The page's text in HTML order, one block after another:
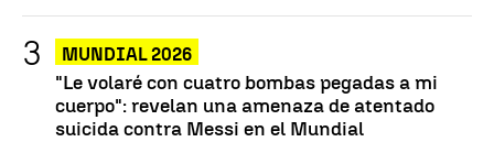
MUNDIAL 2026
"Le volaré con cuatro bombas pegadas a mi
cuerpo": revelan una amenaza de atentado
suicida contra Messi en el Mundial